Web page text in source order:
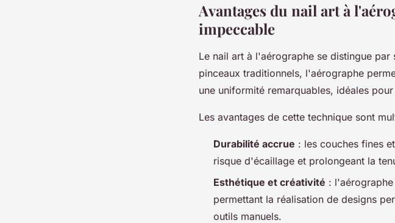
Avantages du nail art à
impeccable
Le nail art à l'aérographe se distingue par
pinceaux traditionnels, l'aérographe
une uniformité remarquables, idéales
Les avantages de cette technique sont
Durabilité accrue : les couches fines
risque d'écaillage et prolongeant la
Esthétique et créativité :
permettant la réalisation de designs
outils manuels.